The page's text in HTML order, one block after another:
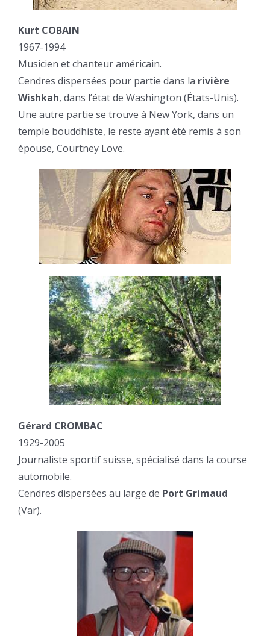
Kurt COBAIN
1967-1994
Musicien et chanteur américain.
Cendres dispersées pour partie dans la rivière
Wishkah, dans l’état de Washington (États-Unis).
Une autre partie se trouve à New York, dans un
temple bouddhiste, le reste ayant été remis à son
épouse, Courtney Love.
Gérard CROMBAC
1929-2005
Journaliste sportif suisse, spécialisé dans la course
automobile.
Cendres dispersées au large de Port Grimaud
(Var).